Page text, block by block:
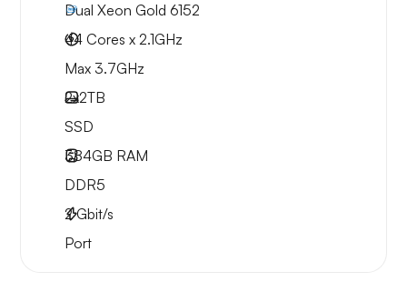
Dual Xeon Gold 6152
44 Cores x 2.1GHz
Max 3.7GHz
2x2TB
SSD
384GB RAM
DDR5
2Gbit/s
Port